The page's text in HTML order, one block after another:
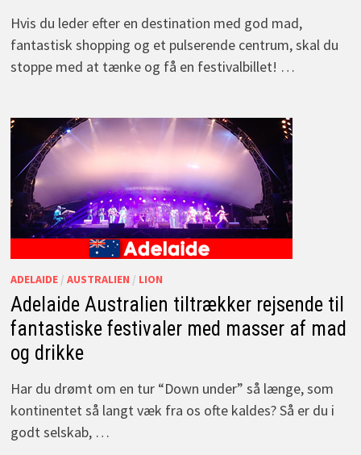
Hvis du leder efter en destination med god mad,
fantastisk shopping og et pulserende centrum, skal du
stoppe med at tænke og få en festivalbillet! …
ADELAIDE/ AUSTRALIEN / LION
Adelaide Australien tiltrækker rejsende til
fantastiske festivaler med masser af mad
og drikke
Har du drømt om en tur “Down under” så længe, som
kontinentet så langt væk fra os ofte kaldes? Så er du i
godt selskab, …